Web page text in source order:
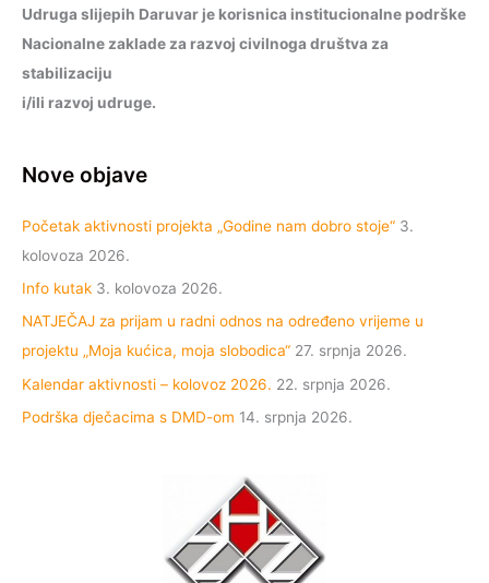
Udruga slijepih Daruvar je korisnica institucionalne podrške
Nacionalne zaklade za razvoj civilnoga društva za
stabilizaciju
i/ili razvoj udruge.
Nove objave
Početak aktivnosti projekta „Godine nam dobro stoje“ 3.
kolovoza 2026.
Info kutak 3. kolovoza 2026.
NATJEČAJ za prijam u radni odnos na određeno vrijeme u
projektu „Moja kućica, moja slobodica“ 27. srpnja 2026.
Kalendar aktivnosti – kolovoz 2026. 22. srpnja 2026.
Podrška dječacima s DMD-om 14. srpnja 2026.